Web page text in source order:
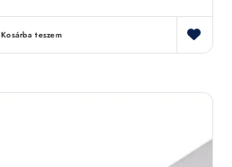
Kosárba teszem